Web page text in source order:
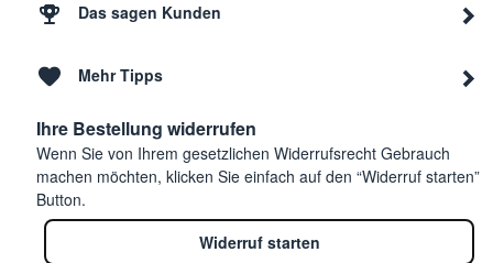
Das sagen Kunden
Mehr Tipps
Ihre Bestellung widerrufen
Wenn Sie von Ihrem gesetzlichen Widerrufsrecht Gebrauch
machen möchten, klicken Sie einfach auf den “Widerruf starten”
Button.
Widerruf starten